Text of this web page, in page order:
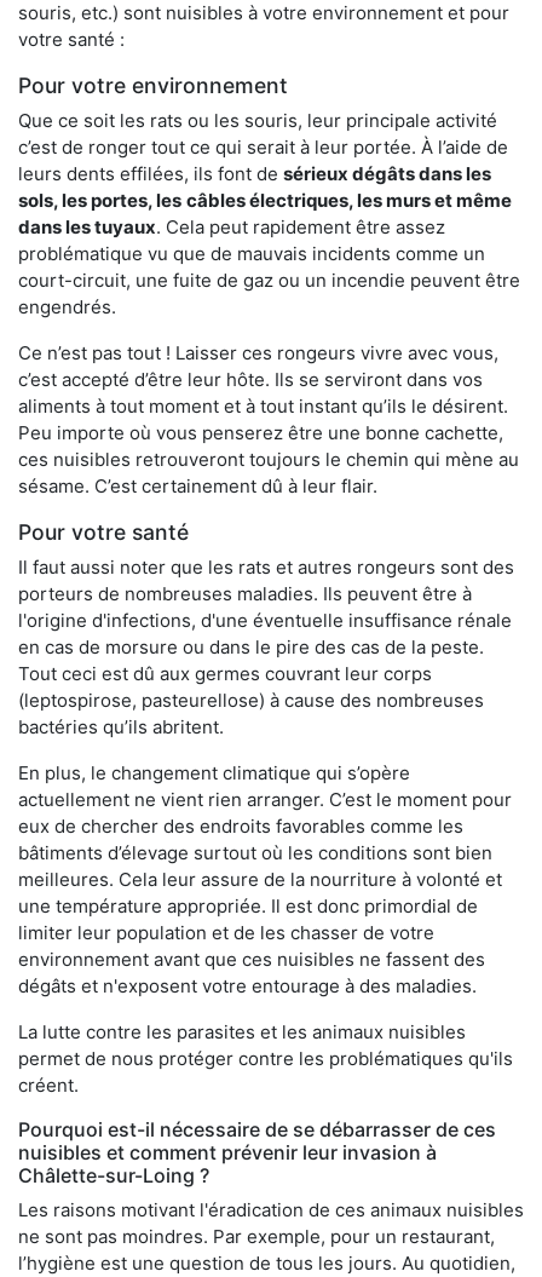
souris, etc.) sont nuisibles à votre environnement et pour
votre santé :
Pour votre environnement
Que ce soit les rats ou les souris, leur principale activité
c’est de ronger tout ce qui serait à leur portée. À l’aide de
leurs dents effilées, ils font de sérieux dégâts dans les
sols, les portes, les câbles électriques, les murs et même
dans les tuyaux. Cela peut rapidement être assez
problématique vu que de mauvais incidents comme un
court-circuit, une fuite de gaz ou un incendie peuvent être
engendrés.
Ce n’est pas tout ! Laisser ces rongeurs vivre avec vous,
c’est accepté d’être leur hôte. Ils se serviront dans vos
aliments à tout moment et à tout instant qu’ils le désirent.
Peu importe où vous penserez être une bonne cachette,
ces nuisibles retrouveront toujours le chemin qui mène au
sésame. C’est certainement dû à leur flair.
Pour votre santé
Il faut aussi noter que les rats et autres rongeurs sont des
porteurs de nombreuses maladies. Ils peuvent être à
l'origine d'infections, d'une éventuelle insuffisance rénale
en cas de morsure ou dans le pire des cas de la peste.
Tout ceci est dû aux germes couvrant leur corps
(leptospirose, pasteurellose) à cause des nombreuses
bactéries qu’ils abritent.
En plus, le changement climatique qui s’opère
actuellement ne vient rien arranger. C’est le moment pour
eux de chercher des endroits favorables comme les
bâtiments d’élevage surtout où les conditions sont bien
meilleures. Cela leur assure de la nourriture à volonté et
une température appropriée. Il est donc primordial de
limiter leur population et de les chasser de votre
environnement avant que ces nuisibles ne fassent des
dégâts et n'exposent votre entourage à des maladies.
La lutte contre les parasites et les animaux nuisibles
permet de nous protéger contre les problématiques qu'ils
créent.
Pourquoi est-il nécessaire de se débarrasser de ces
nuisibles et comment prévenir leur invasion à
Châlette-sur-Loing ?
Les raisons motivant l'éradication de ces animaux nuisibles
ne sont pas moindres. Par exemple, pour un restaurant,
l’hygiène est une question de tous les jours. Au quotidien,